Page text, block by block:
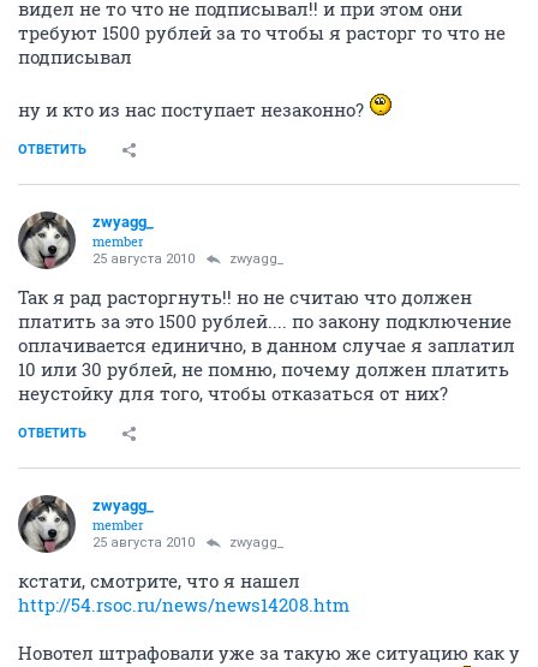
видел не то что не подписывал!! и при этом они
требуют 1500 рублей за то чтобы я расторг то что не
подписывал
ну и кто из нас поступает незаконно?
ОТВЕТИТЬ
zwyagg_
member
25 августа 2010 zwyagg_
Так я рад расторгнуть!! но не считаю что должен
платить за это 1500 рублей.... по закону подключение
оплачивается единично, в данном случае я заплатил
10 или 30 рублей, не помню, почему должен платить
неустойку для того, чтобы отказаться от них?
ОТВЕТИТЬ
zwyagg_
member
25 августа 2010 zwyagg_
кстати, смотрите, что я нашел
http://54.rsoc.ru/news/news14208.htm
Новотел штрафовали уже за такую же ситуацию как у